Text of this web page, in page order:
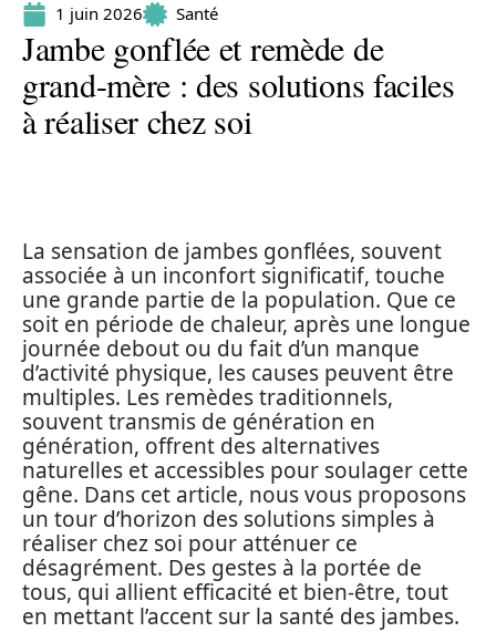
1 juin 2026 Santé
Jambe gonflée et remède de
grand-mère : des solutions faciles
à réaliser chez soi
La sensation de jambes gonflées, souvent
associée à un inconfort significatif, touche
une grande partie de la population. Que ce
soit en période de chaleur, après une longue
journée debout ou du fait d’un manque
d’activité physique, les causes peuvent être
multiples. Les remèdes traditionnels,
souvent transmis de génération en
génération, offrent des alternatives
naturelles et accessibles pour soulager cette
gêne. Dans cet article, nous vous proposons
un tour d’horizon des solutions simples à
réaliser chez soi pour atténuer ce
désagrément. Des gestes à la portée de
tous, qui allient efficacité et bien-être, tout
en mettant l’accent sur la santé des jambes.